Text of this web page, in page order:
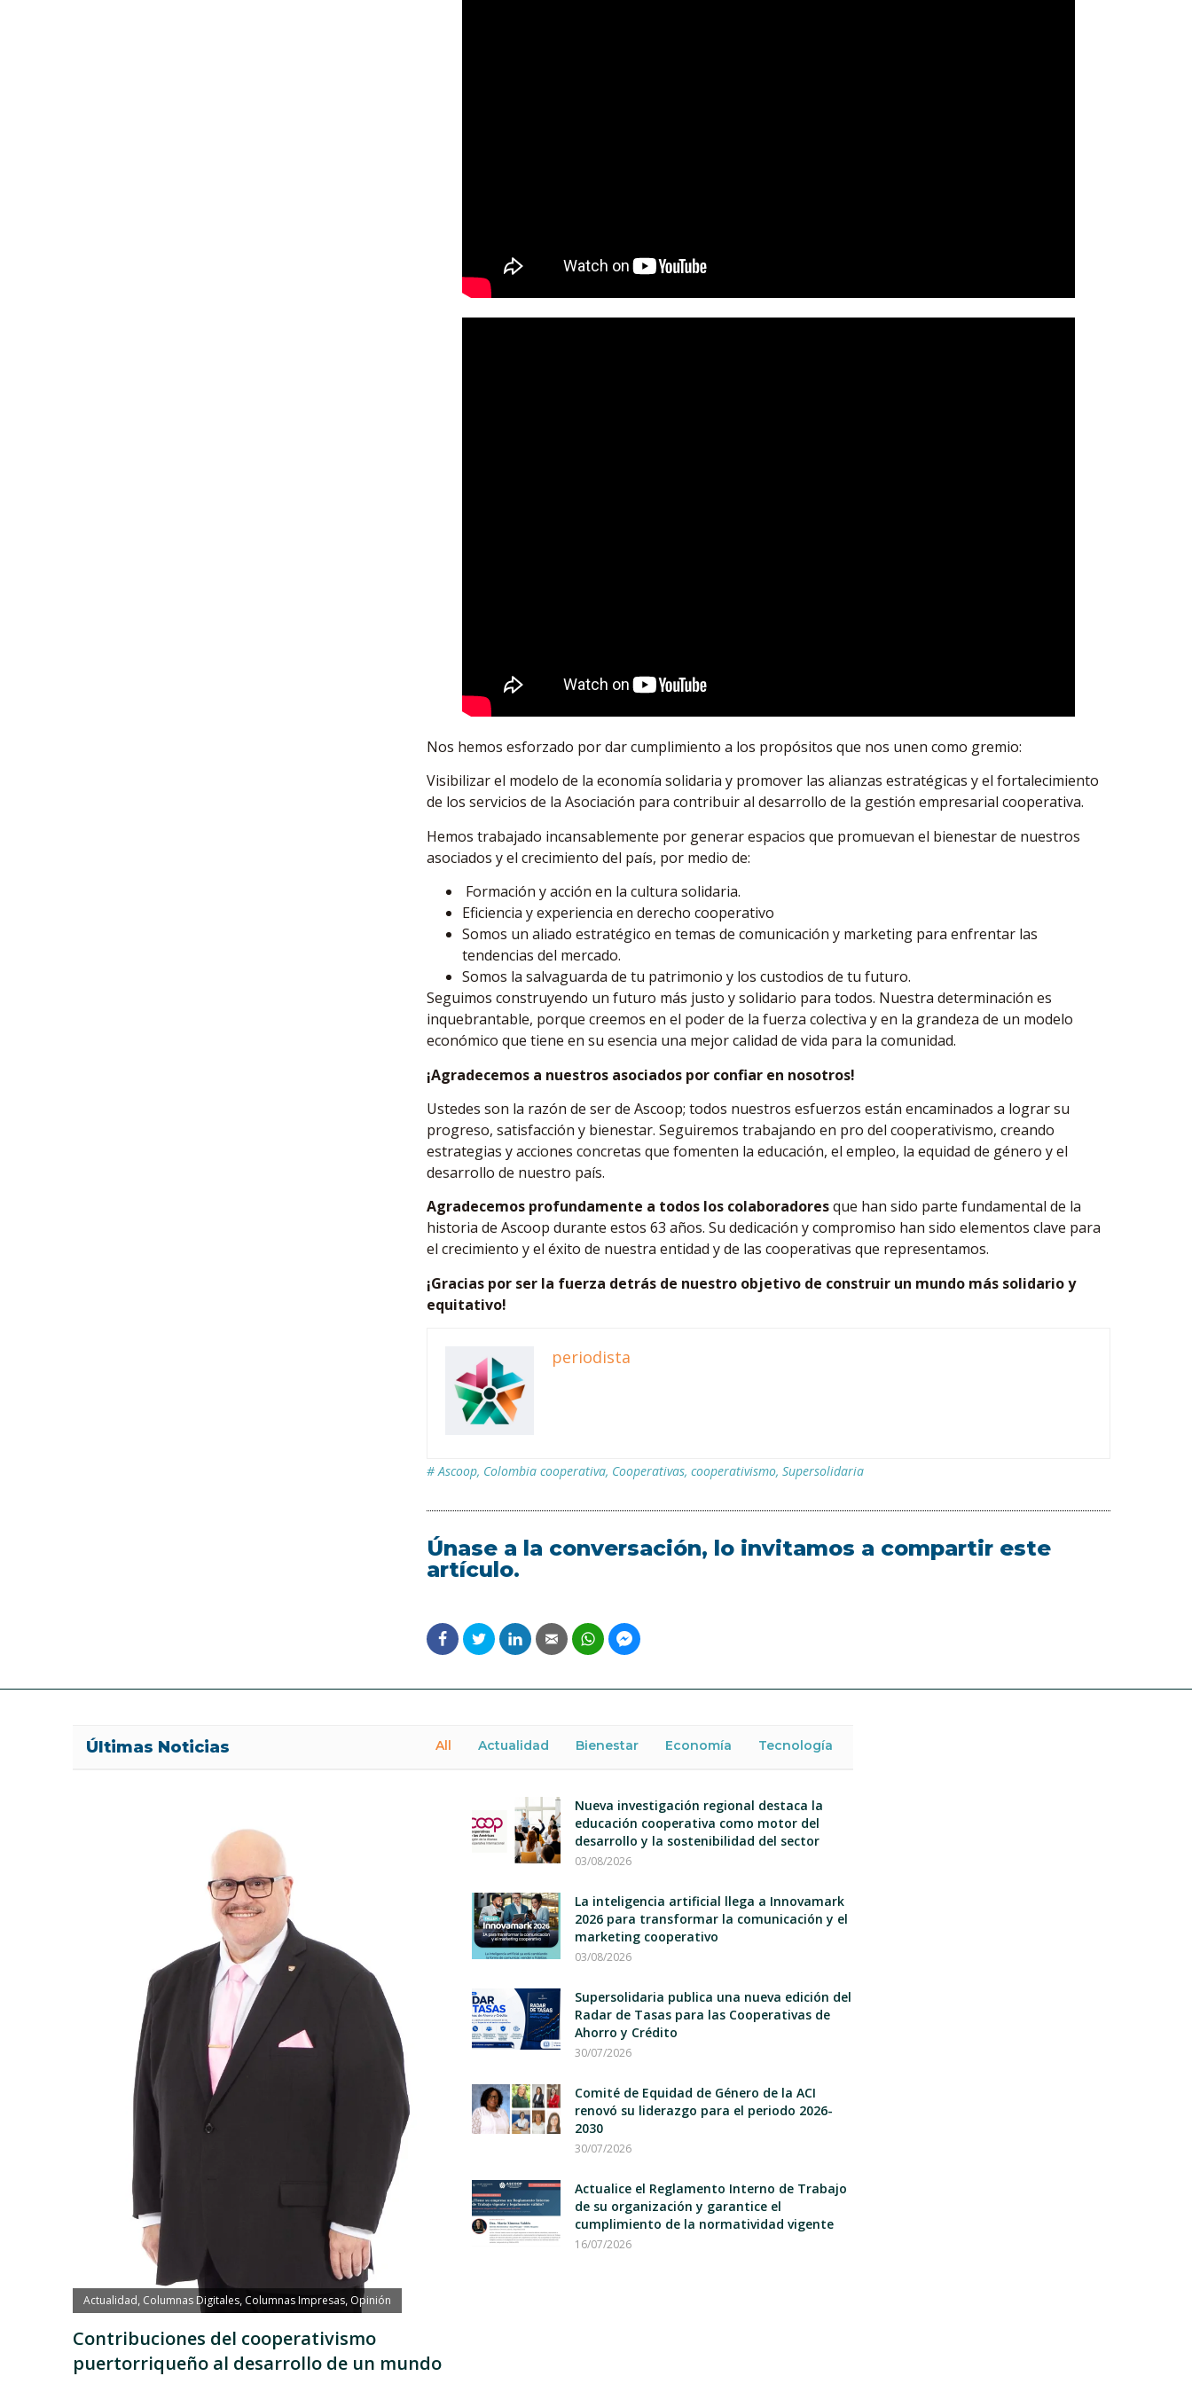
Nos hemos esforzado por dar cumplimiento a los propósitos que nos unen como gremio:
Visibilizar el modelo de la economía solidaria y promover las alianzas estratégicas y el fortalecimiento
de los servicios de la Asociación para contribuir al desarrollo de la gestión empresarial cooperativa.
Hemos trabajado incansablemente por generar espacios que promuevan el bienestar de nuestros
asociados y el crecimiento del país, por medio de:
Formación y acción en la cultura solidaria.
Eficiencia y experiencia en derecho cooperativo
Somos un aliado estratégico en temas de comunicación y marketing para enfrentar las
tendencias del mercado.
Somos la salvaguarda de tu patrimonio y los custodios de tu futuro.
Seguimos construyendo un futuro más justo y solidario para todos. Nuestra determinación es
inquebrantable, porque creemos en el poder de la fuerza colectiva y en la grandeza de un modelo
económico que tiene en su esencia una mejor calidad de vida para la comunidad.
¡Agradecemos a nuestros asociados por confiar en nosotros!
Ustedes son la razón de ser de Ascoop; todos nuestros esfuerzos están encaminados a lograr su
progreso, satisfacción y bienestar. Seguiremos trabajando en pro del cooperativismo, creando
estrategias y acciones concretas que fomenten la educación, el empleo, la equidad de género y el
desarrollo de nuestro país.
Agradecemos profundamente a todos los colaboradoresque han sido parte fundamental de la
historia de Ascoop durante estos 63 años. Su dedicación y compromiso han sido elementos clave para
el crecimiento y el éxito de nuestra entidad y de las cooperativas que representamos.
¡Gracias por ser la fuerza detrás de nuestro objetivo de construir un mundo más solidario y
equitativo!
periodista
# Ascoop, Colombia cooperativa, Cooperativas,cooperativismo,Supersolidaria
Únase a la conversación, lo invitamos a compartir este
artículo.
Últimas Noticias All Actualidad Bienestar Economía Tecnología
Actualidad, Columnas Digitales, Columnas Impresas, Opinión
Contribuciones del cooperativismo
puertorriqueño al desarrollo de un mundo
Nueva investigación regional destaca la
educación cooperativa como motor del
desarrollo y la sostenibilidad del sector
03/08/2026
La inteligencia artificial llega a Innovamark
2026 para transformar la comunicación y el
marketing cooperativo
03/08/2026
Supersolidaria publica una nueva edición del
Radar de Tasas para las Cooperativas de
Ahorro y Crédito
30/07/2026
Comité de Equidad de Género de la ACI
renovó su liderazgo para el periodo 2026-
2030
30/07/2026
Actualice el Reglamento Interno de Trabajo
de su organización y garantice el
cumplimiento de la normatividad vigente
16/07/2026